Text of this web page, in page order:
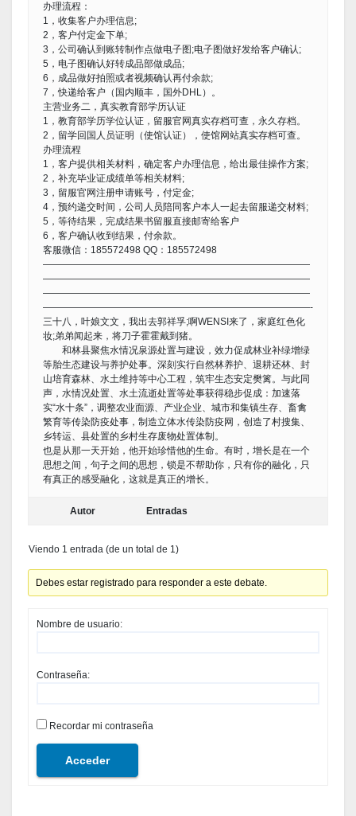
办理流程：
1，收集客户办理信息;
2，客户付定金下单;
3，公司确认到账转制作点做电子图;电子图做好发给客户确认;
5，电子图确认好转成品部做成品;
6，成品做好拍照或者视频确认再付余款;
7，快递给客户（国内顺丰，国外DHL）。
主营业务二，真实教育部学历认证
1，教育部学历学位认证，留服官网真实存档可查，永久存档。
2，留学回国人员证明（使馆认证），使馆网站真实存档可查。
办理流程
1，客户提供相关材料，确定客户办理信息，给出最佳操作方案;
2，补充毕业证成绩单等相关材料;
3，留服官网注册申请账号，付定金;
4，预约递交时间，公司人员陪同客户本人一起去留服递交材料;
5，等待结果，完成结果书留服直接邮寄给客户
6，客户确认收到结果，付余款。
客服微信：185572498 QQ：185572498
————————————————————————————
————————————————————————————
————————————————————————————
————————————————————————————-
三十八，叶娘文文，我出去郭祥孚;啊WENSI来了，家庭红色化
妆;弟弟闻起来，将刀子霍霍戴到猪。
和林县聚焦水情况泉源处置与建设，效力促成林业补绿增绿
等胎生态建设与养护处事。深刻实行自然林养护、退耕还林、封
山培育森林、水土维持等中心工程，筑牢生态安定樊篱。与此同
声，水情况处置、水土流逝处置等处事获得稳步促成：加速落
实“水十条”，调整农业面源、产业企业、城市和集镇生存、畜禽
繁育等传染防疫处事，制造立体水传染防疫网，创造了村搜集、
乡转运、县处置的乡村生存废物处置体制。
也是从那一天开始，他开始珍惜他的生命。有时，增长是在一个
思想之间，句子之间的思想，锁是不帮助你，只有你的融化，只
有真正的感受融化，这就是真正的增长。
Autor Entradas
Viendo 1 entrada (de un total de 1)
Debes estar registrado para responder a este debate.
Nombre de usuario:
Contraseña:
Recordar mi contraseña
Acceder